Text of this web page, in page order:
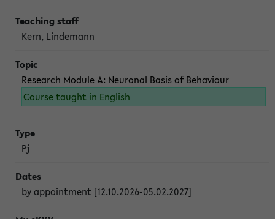
Kern, Lindemann
Research Module A: Neuronal Basis of Behaviour
Course taught in English
Pj
by appointment [12.10.2026-05.02.2027]